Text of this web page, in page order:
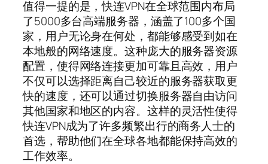
值得一提的是，快连VPN在全球范围内布局
了5000多台高端服务器，涵盖了100多个国
家，用户无论身在何处，都能够感受到如在
本地般的网络速度。这种庞大的服务器资源
配置，使得网络连接更加可靠且高效，用户
不仅可以选择距离自己较近的服务器获取更
快的速度，还可以通过切换服务器自由访问
其他国家和地区的内容。这样的灵活性使得
快连VPN成为了许多频繁出行的商务人士的
首选，帮助他们在全球各地都能保持高效的
工作效率。